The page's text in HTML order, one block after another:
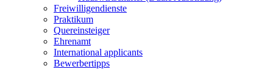
Freiwilligendienste
Praktikum
Quereinsteiger
Ehrenamt
International applicants
Bewerbertipps